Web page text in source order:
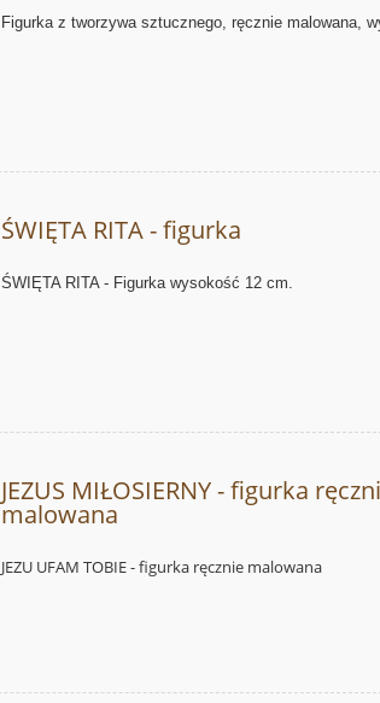
Figurka z tworzywa sztucznego, ręcznie malowana,
ŚWIĘTA RITA - figurka
ŚWIĘTA RITA - Figurka wysokość 12 cm.
JEZUS MIŁOSIERNY - figurka
malowana
JEZU UFAM TOBIE - figurka ręcznie malowana